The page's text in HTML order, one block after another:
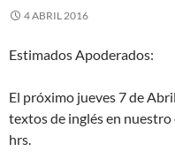
4 ABRIL 2016
Estimados Apoderados:
El próximo jueves 7 de
textos de inglés en
hrs.